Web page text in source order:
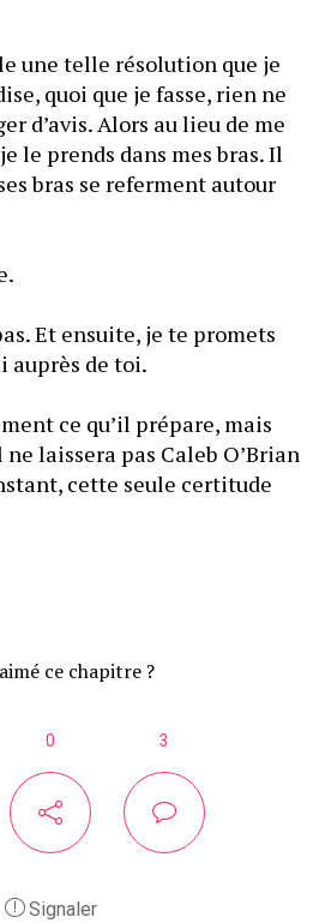
une telle résolution que je
quoi que je fasse, rien ne
d’avis. Alors au lieu de me
le prends dans mes bras. Il
bras se referment autour
Et ensuite, je te promets
auprès de toi.
ce qu’il prépare, mais
laissera pas Caleb O’Brian
cette seule certitude
ce chapitre ?
0 3
Signaler